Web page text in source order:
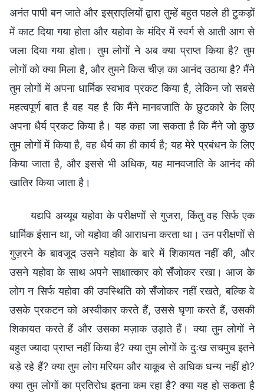
अनंत पापी बन जाते और इस्राएलियों द्वारा तुम्हें बहुत पहले ही टुकड़ों
में काट दिया गया होता और यहोवा के मंदिर में स्वर्ग से आती आग से
जला दिया गया होता। तुम लोगों ने अब क्या प्राप्त किया है? तुम
लोगों को क्या मिला है, और तुमने किस चीज़ का आनंद उठाया है? मैंने
तुम लोगों में अपना धार्मिक स्वभाव प्रकट किया है, लेकिन जो सबसे
महत्वपूर्ण बात है वह यह है कि मैंने मानवजाति के छुटकारे के लिए
अपना धैर्य प्रकट किया है। यह कहा जा सकता है कि मैंने जो कुछ
तुम लोगों में किया है, वह धैर्य का ही कार्य है; यह मेरे प्रबंधन के लिए
किया जाता है, और इससे भी अधिक, यह मानवजाति के आनंद की
खातिर किया जाता है।
यद्यपि अय्यूब यहोवा के परीक्षणों से गुजरा, किंतु वह सिर्फ एक
धार्मिक इंसान था, जो यहोवा की आराधना करता था। उन परीक्षणों से
गुज़रने के बावजूद उसने यहोवा के बारे में शिकायत नहीं की, और
उसने यहोवा के साथ अपने साक्षात्कार को सँजोकर रखा। आज के
लोग न सिर्फ यहोवा की उपस्थिति को सँजोकर नहीं रखते, बल्कि वे
उसके प्रकटन को अस्वीकार करते हैं, उससे घृणा करते हैं, उसकी
शिकायत करते हैं और उसका मज़ाक उड़ाते हैं। क्या तुम लोगों ने
बहुत ज्यादा प्राप्त नहीं किया है? क्या तुम लोगों के दुःख सचमुच इतने
बड़े रहे हैं? क्या तुम लोग मरियम और याकूब से अधिक धन्य नहीं हो?
क्या तुम लोगों का प्रतिरोध इतना कम रहा है? क्या यह हो सकता है